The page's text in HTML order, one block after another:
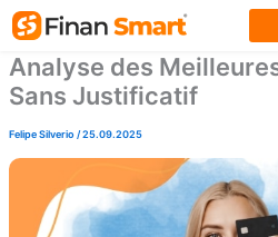
Skip
content
Analyse des
Sans Justificatif
Felipe Silverio/25.09.2025